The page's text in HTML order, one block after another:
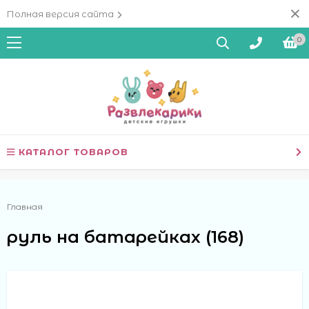
Полная версия сайта
0
КАТАЛОГ ТОВАРОВ
Главная
руль на батарейках (168)